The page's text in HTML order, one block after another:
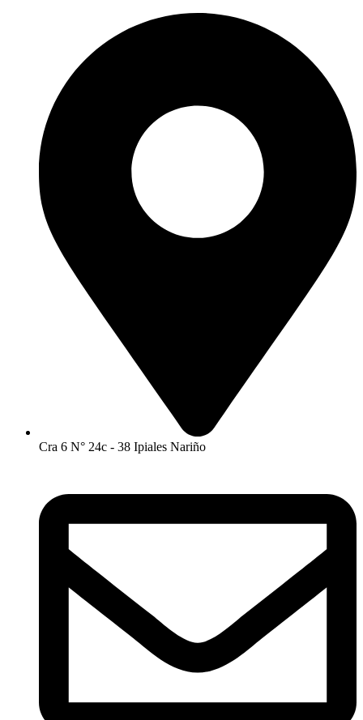
Cra 6 N° 24c - 38 Ipiales Nariño